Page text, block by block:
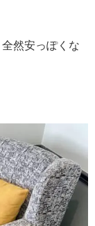
然安っぽくな